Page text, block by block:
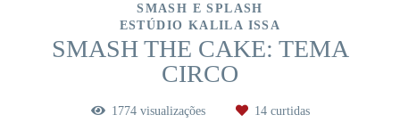
SMASH E SPLASH
ESTÚDIO KALILA ISSA
SMASH THE CAKE: TEMA
CIRCO
1774visualizações 14curtidas